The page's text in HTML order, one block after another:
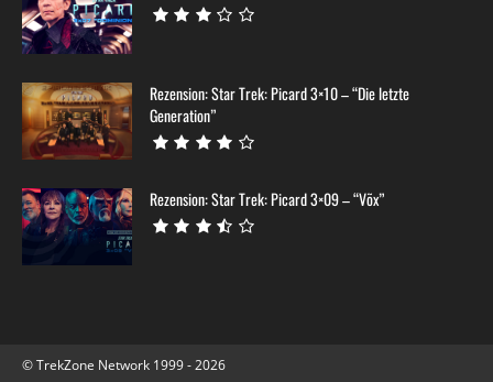
Rezension: Star Trek: Picard 3×10 – “Die letzte
Generation”
Rezension: Star Trek: Picard 3×09 – “Võx”
© TrekZone Network 1999 - 2026